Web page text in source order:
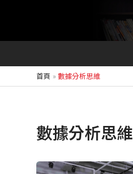
首頁 數據分析思維
數據分析思維
讓